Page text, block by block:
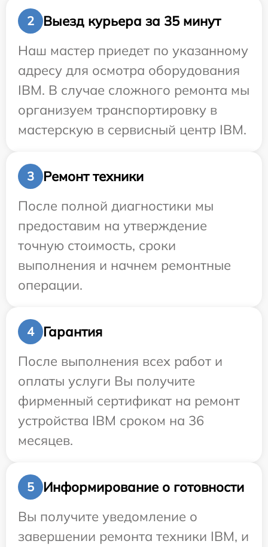
2
Выезд курьера за 35 минут
Наш мастер приедет по указанному
адресу для осмотра оборудования
IBM. В случае сложного ремонта мы
организуем транспортировку в
мастерскую в сервисный центр IBM.
3
Ремонт техники
После полной диагностики мы
предоставим на утверждение
точную стоимость, сроки
выполнения и начнем ремонтные
операции.
4
Гарантия
После выполнения всех работ и
оплаты услуги Вы получите
фирменный сертификат на ремонт
устройства IBM сроком на 36
месяцев.
5
Информирование о готовности
Вы получите уведомление о
завершении ремонта техники IBM, и